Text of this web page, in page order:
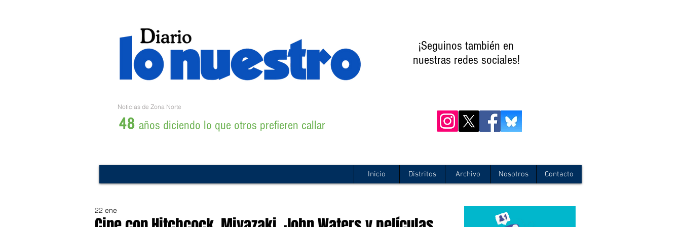
¡Seguinos también en
nuestras redes sociales!
Noticias de Zona Norte
48 años diciendo lo que otros prefieren callar
Inicio Distritos Archivo Nosotros Contacto
22 ene